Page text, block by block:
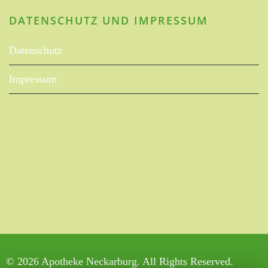
DATENSCHUTZ UND IMPRESSUM
Datenschutz
Impressum
© 2026 Apotheke Neckarburg. All Rights Reserved.